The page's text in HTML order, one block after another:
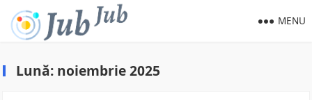
MENU
Lună: noiembrie 2025